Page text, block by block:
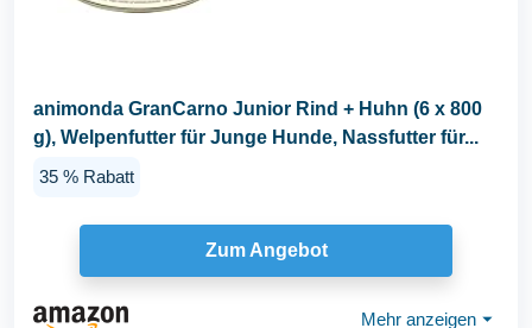
animonda GranCarno Junior Rind + Huhn (6 x 800
g), Welpenfutter für Junge Hunde, Nassfutter für...
35 % Rabatt
Zum Angebot
Mehr anzeigen ⏷